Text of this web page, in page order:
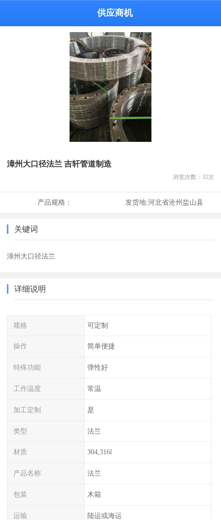
供应商机
漳州大口径法兰 吉轩管道制造
浏览次数： 32次
产品规格： 发货地:河北省沧州盐山县
关键词
漳州大口径法兰
详细说明
规格 可定制
操作 简单便捷
特殊功能 弹性好
工作温度 常温
加工定制 是
类型 法兰
材质 304,316l
产品名称 法兰
包装 木箱
运输 陆运或海运